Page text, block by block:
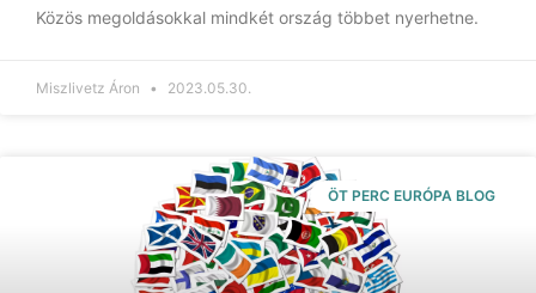
Közös megoldásokkal mindkét ország többet nyerhetne.
Miszlivetz Áron 2023.05.30.
ÖT PERC EURÓPA BLOG